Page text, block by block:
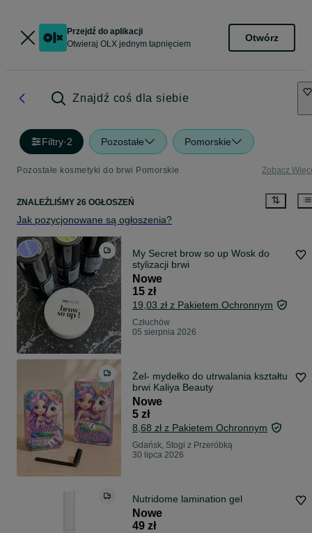
Przejdź do aplikacji
Otwieraj OLX jednym tapnięciem
Otwórz
Znajdź coś dla siebie
Filtry·2 Pozostałe Pomorskie
Pozostałe kosmetyki do brwi Pomorskie Zobacz
ZNALEŹLIŚMY 26 OGŁOSZEŃ
Jak pozycjonowane są ogłoszenia?
My Secret brow so up Wosk do
stylizacji brwi
Nowe
15 zł
19,03 zł z Pakietem Ochronnym
Człuchów
05 sierpnia 2026
Żel- mydełko do utrwalania kształtu
brwi Kaliya Beauty
Nowe
5 zł
8,68 zł z Pakietem Ochronnym
Gdańsk, Stogi z Przeróbką
30 lipca 2026
Nutridome lamination gel
Nowe
49 zł